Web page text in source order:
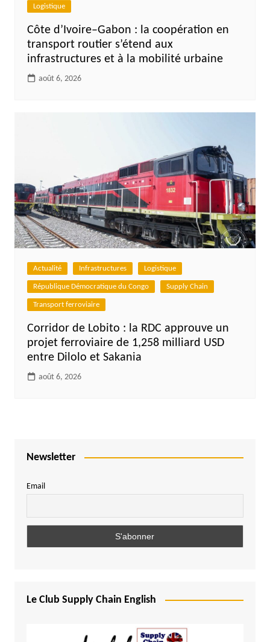
Logistique
Côte d’Ivoire–Gabon : la coopération en
transport routier s’étend aux
infrastructures et à la mobilité urbaine
août 6, 2026
Actualité Infrastructures Logistique
République Démocratique du Congo Supply Chain
Transport ferroviaire
Corridor de Lobito : la RDC approuve un
projet ferroviaire de 1,258 milliard USD
entre Dilolo et Sakania
août 6, 2026
Newsletter
Email
Le Club Supply Chain English